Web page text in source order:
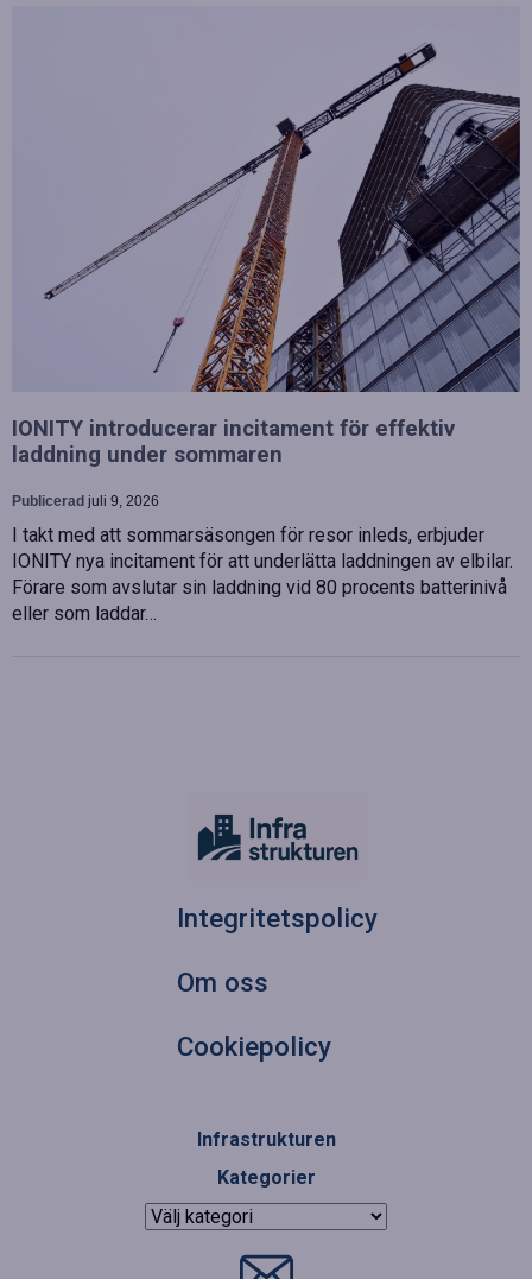
IONITY introducerar incitament för effektiv
laddning under sommaren
Publicerad juli 9, 2026
I takt med att sommarsäsongen för resor inleds, erbjuder
IONITY nya incitament för att underlätta laddningen av elbilar.
Förare som avslutar sin laddning vid 80 procents batterinivå
eller som laddar…
Integritetspolicy
Om oss
Cookiepolicy
Infrastrukturen
Kategorier
Kategorier